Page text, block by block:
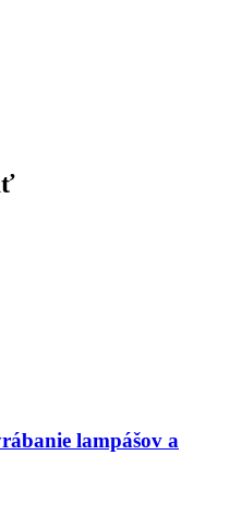
lampášov a